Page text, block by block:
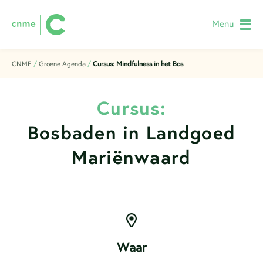
Menu
CNME / Groene Agenda / Cursus: Mindfulness in het Bos
Cursus:
Bosbaden in Landgoed
Mariënwaard
Waar